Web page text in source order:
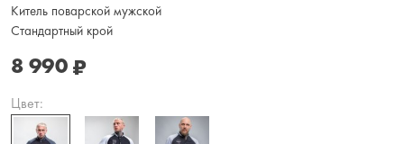
Китель поварской мужской
Стандартный крой
8 990₽
Цвет: